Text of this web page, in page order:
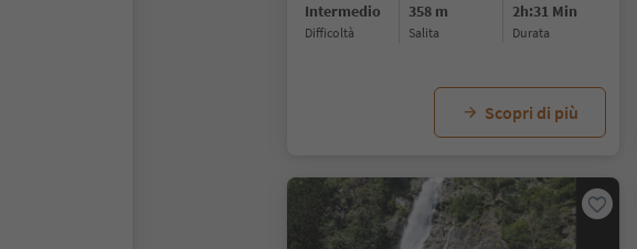
Intermedio
Difficoltà
358 m
Salita
2h:31 Min
durata
Scopri di più